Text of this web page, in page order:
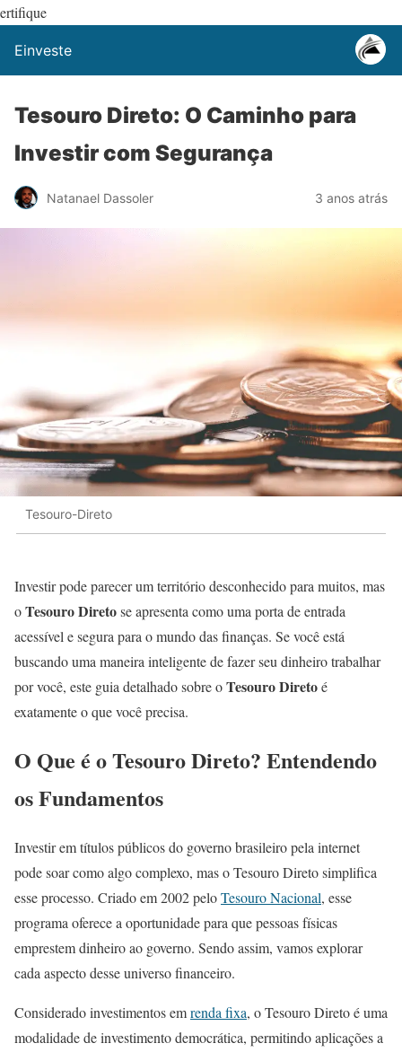
ertifique
Einveste
Tesouro Direto: O Caminho para
Investir com Segurança
Natanael Dassoler 3 anos atrás
Tesouro-Direto
Investir pode parecer um território desconhecido para muitos, mas
oTesouro Diretose apresenta como uma porta de entrada
acessível e segura para o mundo das finanças. Se você está
buscando uma maneira inteligente de fazer seu dinheiro trabalhar
por você, este guia detalhado sobre oTesouro Diretoé
exatamente o que você precisa.
O Que é o Tesouro Direto? Entendendo
os Fundamentos
Investir em títulos públicos do governo brasileiro pela internet
pode soar como algo complexo, mas o Tesouro Direto simplifica
esse processo. Criado em 2002 peloTesouro Nacional, esse
programa oferece a oportunidade para que pessoas físicas
emprestem dinheiro ao governo. Sendo assim, vamos explorar
cada aspecto desse universo financeiro.
Considerado investimentos emrenda fixa, o Tesouro Direto é uma
modalidade de investimento democrática, permitindo aplicações a